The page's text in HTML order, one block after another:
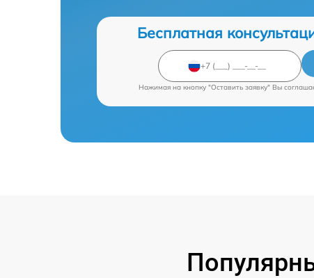
Бесплатная
Нажимая на кнопку "Оставить заявку" Вы